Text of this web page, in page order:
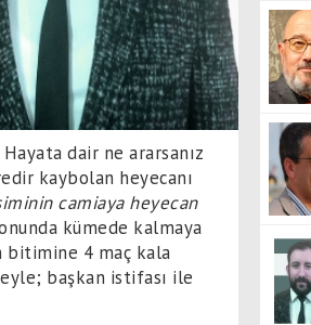
dair ne ararsanız
kaybolan heyecanı
camiaya heyecan
kümede kalmaya
bitimine 4 maç kala
başkan istifası ile